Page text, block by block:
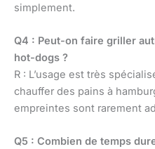
simplement.
Q4 : Peut-on faire griller
hot-dogs ?
R : L’usage est très
chauffer des pains à
empreintes sont rarement
Q5 : Combien de temps